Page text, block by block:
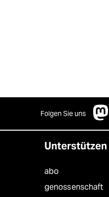
Folgen Sie uns
Unterstützen
abo
genossenschaft